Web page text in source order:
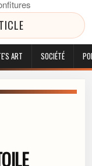
ART SOCIÉTÉ